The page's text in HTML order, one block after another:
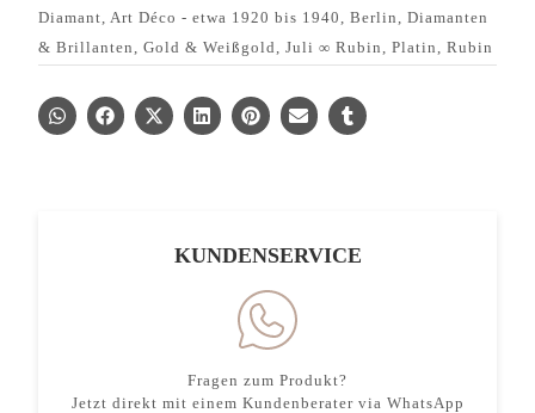
Diamant, Art Déco - etwa 1920 bis 1940 , Berlin , Diamanten
& Brillanten , Gold & Weißgold , Juli ∞ Rubin , Platin , Rubin
KUNDENSERVICE
Fragen zum Produkt?
Jetzt direkt mit einem Kundenberater via WhatsApp